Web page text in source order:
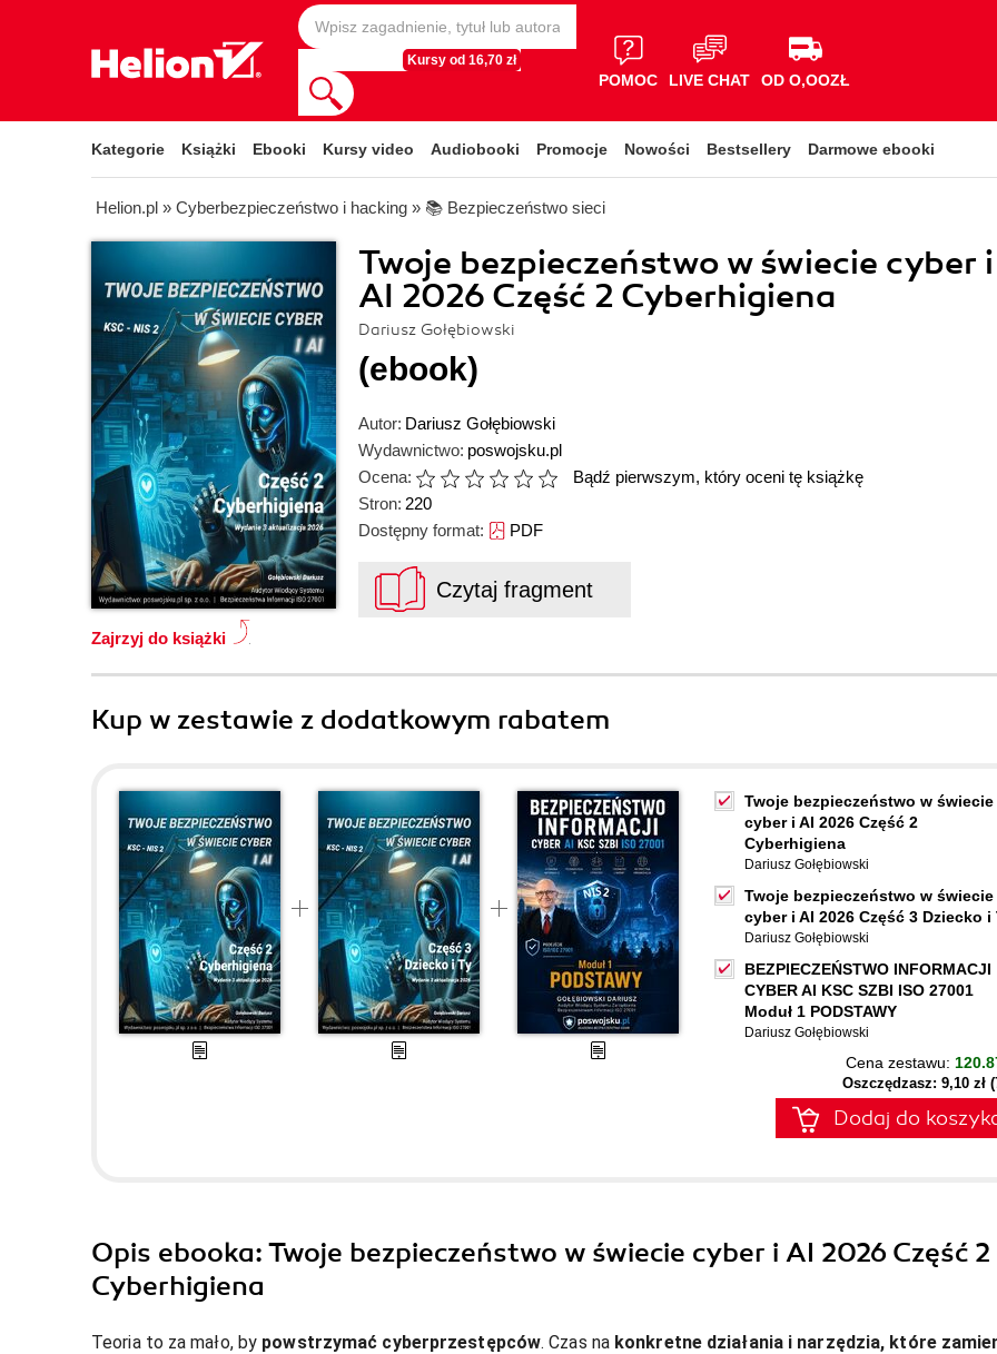
Kursy od 16,70 zł
POMOC LIVE CHAT OD O,OOZŁ
Kategorie Książki Ebooki Kursy video Audiobooki Promocje Nowości Bestsellery Darmowe ebooki
Helion.pl » Cyberbezpieczeństwo i hacking » 📚 Bezpieczeństwo sieci
Twoje bezpieczeństwo w świecie cyber i
AI 2026 Część 2 Cyberhigiena
Dariusz Gołębiowski
(ebook)
Zajrzyj do książki
Autor: Dariusz Gołębiowski
Wydawnictwo: poswojsku.pl
Ocena:
Bądź pierwszym, który oceni tę książkę
Stron: 220
Dostępny format: PDF
Czytaj fragment
Kup w zestawie z dodatkowym rabatem
Twoje bezpieczeństwo w świecie
cyber i AI 2026 Część 2
Cyberhigiena
Dariusz Gołębiowski
Twoje bezpieczeństwo w świecie
cyber i AI 2026 Część 3 Dziecko i
Dariusz Gołębiowski
BEZPIECZEŃSTWO INFORMACJI
CYBER AI KSC SZBI ISO 27001
Moduł 1 PODSTAWY
Dariusz Gołębiowski
Cena zestawu:
Oszczędzasz: 9,10 zł
Dodaj do
Opis ebooka: Twoje bezpieczeństwo w świecie cyber i AI 2026 Część 2
Cyberhigiena
Teoria to za mało, by powstrzymać cyberprzestępców. Czas na konkretne działania i narzędzia, które